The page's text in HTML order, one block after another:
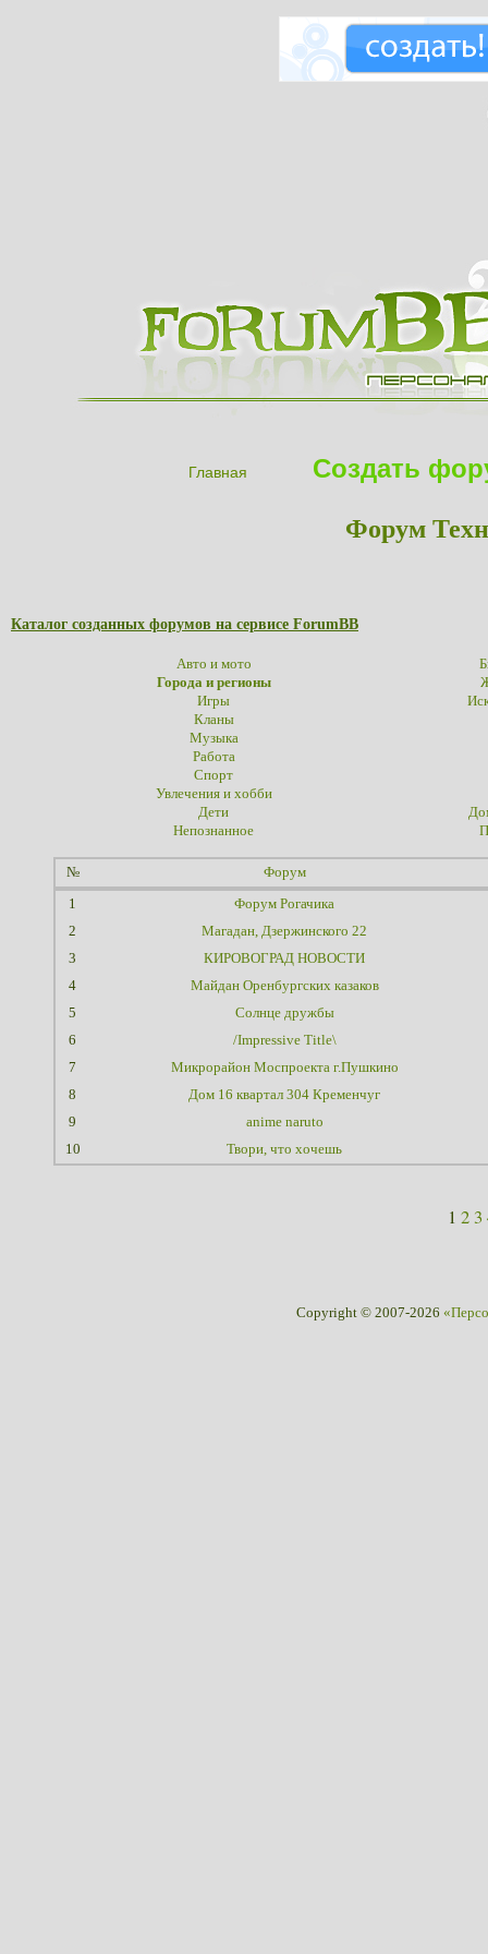
Главная Создать
Форум
Каталог созданных форумов на сервисе ForumBB
Авто и мото
Города и регионы
Игры
Кланы
Музыка
Работа
Спорт
Увлечения и хобби
Дети
Непознанное
№ Форум
1
Форум Рогачика
2
Магадан, Дзержинского 22
3
КИРОВОГРАД НОВОСТИ
4
Майдан Оренбургских казаков
5
Солнце дружбы
6
/Impressive Title\
7
Микрорайон Моспроекта г.Пушкино
8
Дом 16 квартал 304 Кременчуг
9
anime naruto
10
Твори, что хочешь
1 2 3
Copyright © 2007-2026